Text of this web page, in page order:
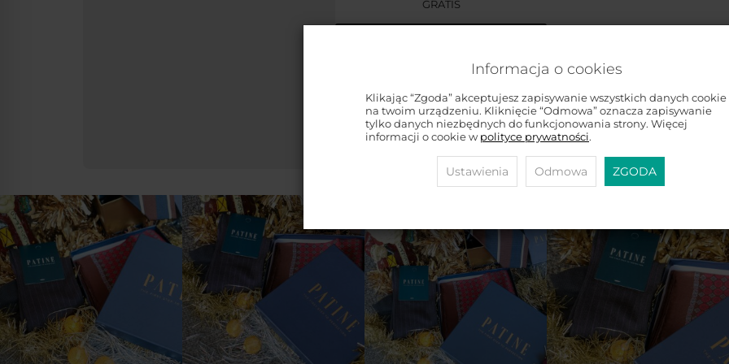
GRATIS
do skór - GRATIS
brakuje1 699 zł
Informacja o cookies
Klikając “Zgoda” akceptujesz zapisywanie wszystkich danych cookie
na twoim urządzeniu. Kliknięcie “Odmowa” oznacza zapisywanie
tylko danych niezbędnych do funkcjonowania strony. Więcej
informacji o cookie w polityce prywatności.
Ustawienia Odmowa ZGODA